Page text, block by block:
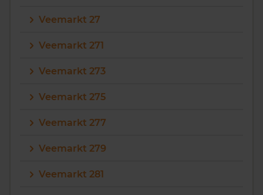
Veemarkt 27
Veemarkt 271
Veemarkt 273
Veemarkt 275
Veemarkt 277
Veemarkt 279
Veemarkt 281